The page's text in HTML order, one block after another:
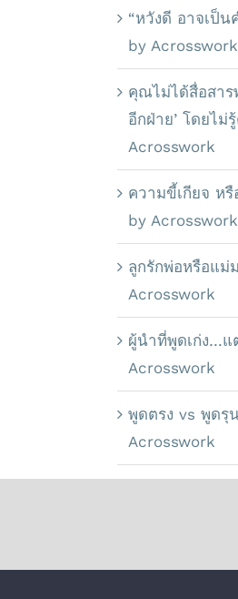
“หวังดี อาจเป็
by Acrosswork
คุณไม่ได้สื่อสา
อีกฝ่าย’ โดยไ
Acrosswork
ความขี้เกียจ ห
by Acrosswork
ลูกรักพ่อหรือแม่
Acrosswork
ผู้นำที่พูดเก่ง…แ
Acrosswork
พูดตรง vs พูดรุ
Acrosswork